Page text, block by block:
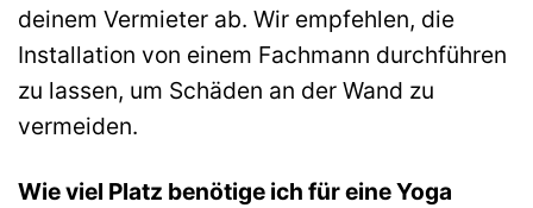
deinem Vermieter ab. Wir empfehlen, die
Installation von einem Fachmann durchführen
zu lassen, um Schäden an der Wand zu
vermeiden.
Wie viel Platz benötige ich für eine Yoga